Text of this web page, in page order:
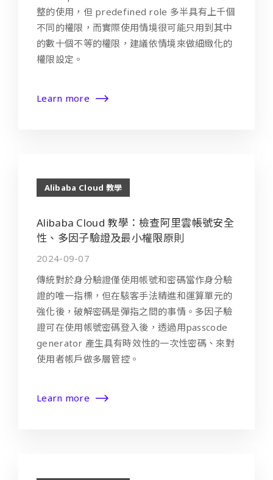
整的使用，但 predefined role 多半具有上千個
不同的權限，而實際使用情境很可能只用到其中
的數十個不等的權限，建議依情境來做細緻化的
權限設定。
Learn more
Alibaba Cloud 教學
Alibaba Cloud 教學：檢查阿里雲帳號安全
性、多因子驗證及最小權限原則
2024-09-07
傳統對於身分驗證僅使用帳號和密碼當作身分驗
證的唯一指標，但在駭客手法精進和運算單元的
強化後，破解密碼是彈指之間的事情。多因子驗
證可在使用帳號密碼登入後，透過用passcode
generator 產生具有時效性的一次性密碼、來對
使用者帳戶做多層管控。
Learn more